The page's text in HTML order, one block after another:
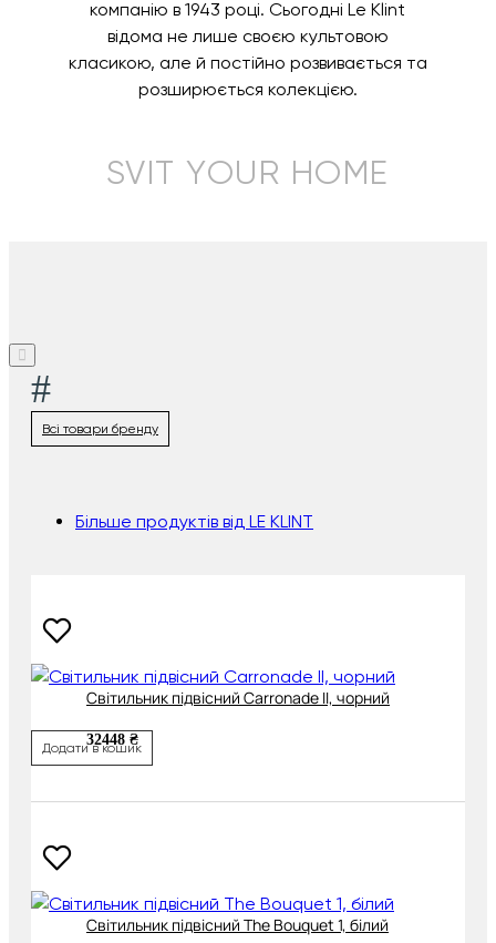
компанію в 1943 році. Сьогодні Le Klint
відома не лише своєю культовою
класикою, але й постійно розвивається та
розширюється колекцією.
SVIT YOUR HOME
#
Всі товари бренду
Більше продуктів від LE KLINT
Світильник підвісний Carronade II, чорний
32448 ₴
Додати в кошик
Світильник підвісний The Bouquet 1, білий